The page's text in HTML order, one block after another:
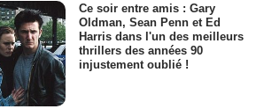
Ce soir entre amis : Gary
Oldman, Sean Penn et Ed
Harris dans l'un des meilleurs
thrillers des années 90
injustement oublié !